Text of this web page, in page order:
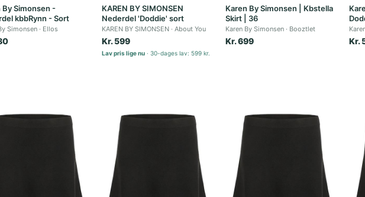
By Simonsen -
kbbRynn - Sort
Simonsen Ellos
KAREN BY SIMONSEN
Nederdel 'Doddie' sort
KAREN BY SIMONSEN About You
Kr. 599
Lav pris lige nu 30-dages lav: 599 kr.
Karen By Simonsen | Kbstella
Skirt | 36
Karen By Simonsen Booztlet
Kr. 699 Kr.